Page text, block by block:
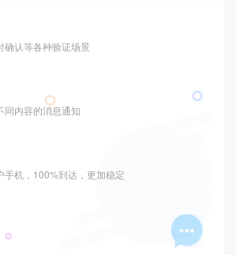
确认等各种验证场景
同内容的消息通知
手机，100%到达，更加稳定